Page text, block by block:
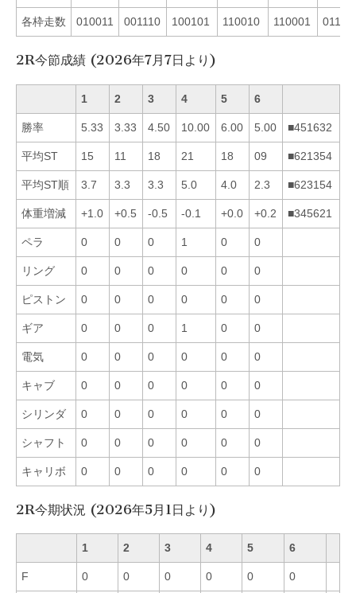
各枠走数 010011 001110 100101 110010 110001
2R今節成績 (2026年7月7日より)
1 2 3 4 5 6
勝率 5.33 3.33 4.50 10.00 6.00 5.00 ■451632
平均ST 15 11 18 21 18 09 ■621354
平均ST順 3.7 3.3 3.3 5.0 4.0 2.3 ■623154
体重増減 +1.0 +0.5 -0.5 -0.1 +0.0 +0.2 ■345621
ペラ 0 0 0 1 0 0
リング 0 0 0 0 0 0
ピストン 0 0 0 0 0 0
ギア 0 0 0 1 0 0
電気 0 0 0 0 0 0
キャブ 0 0 0 0 0 0
シリンダ 0 0 0 0 0 0
シャフト 0 0 0 0 0 0
キャリボ 0 0 0 0 0 0
2R今期状況 (2026年5月1日より)
1 2 3 4 5 6
F 0 0 0 0 0 0